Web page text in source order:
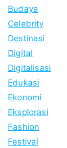
Budaya
Celebrity
Destinasi
Digital
Digitalisasi
Edukasi
Ekonomi
Eksplorasi
Fashion
Festival